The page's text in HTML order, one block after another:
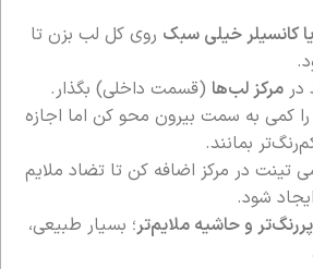
یا کانسیلر خیلی سبک روی کل لب بزن تا
مرکز لب‌ها (قسمت داخلی) بگذار.
کمی به سمت بیرون محو کن اما اجازه
بمانند.
تینت در مرکز اضافه کن تا تضاد ملایم
شود.
و حاشیه ملایم‌تر؛ بسیار طبیعی،